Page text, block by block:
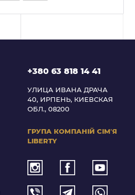
+380 63 818 14 41
УЛИЦА ИВАНА ДРАЧА
40, ИРПЕНЬ, КИЕВСКАЯ
ОБЛ., 08200
ГРУПА КОМПАНІЙ СІМʼЯ
LIBERTY